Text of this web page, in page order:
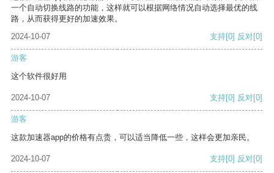
一个自动切换线路的功能，这样就可以根据网络情况自动选择最优的线
路，从而获得更好的加速效果。
2024-10-07
支持[0] 反对[0]
游客
这个软件很好用
2024-10-07 支持[0] 反对[0]
游客
这款加速器app的价格有点贵，可以适当降低一些，这样会更加亲民。
2024-10-07 支持[0] 反对[0]